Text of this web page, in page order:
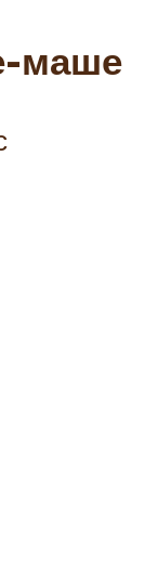
маше